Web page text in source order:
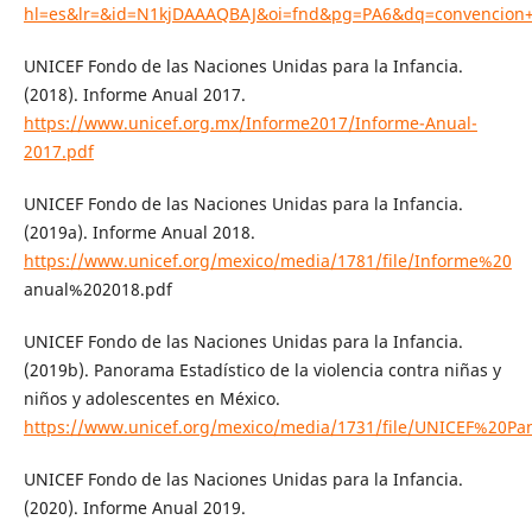
UNICEF Fondo de las Naciones Unidas para la Infancia.
(2018). Informe Anual 2017.
https://www.unicef.org.mx/Informe2017/Informe-Anual-
2017.pdf
UNICEF Fondo de las Naciones Unidas para la Infancia.
(2019a). Informe Anual 2018.
https://www.unicef.org/mexico/media/1781/file/Informe%20
anual%202018.pdf
UNICEF Fondo de las Naciones Unidas para la Infancia.
(2019b). Panorama Estadístico de la violencia contra niñas y
niños y adolescentes en México.
https://www.unicef.org/mexico/media/1731/file/
UNICEF Fondo de las Naciones Unidas para la Infancia.
(2020). Informe Anual 2019.